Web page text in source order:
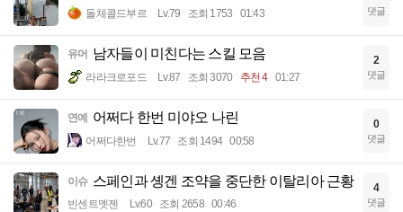
돌체콜드부르 Lv.79 조회 1753 01:43 댓글
유머 남자들이 미친다는 스킬 모음
라라크로포드 Lv.87 조회 3070 추천 4 01:27
2
댓글
연예 어쩌다 한번 미야오 나린
어쩌다한번 Lv.77 조회 1494 00:58
0
댓글
이슈 스페인과 솅겐 조약을 중단한 이탈리아 근황
빈센트멧젠 Lv.60 조회 2658 00:46
4
댓글